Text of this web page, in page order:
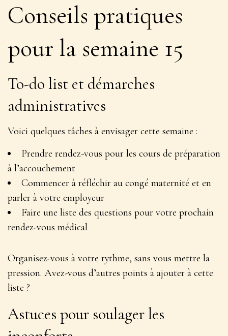
Conseils pratiques
pour la semaine 15
To-do list et démarches
administratives
Voici quelques tâches à envisager cette semaine :
Prendre rendez-vous pour les cours de préparation
à l’accouchement
Commencer à réfléchir au congé maternité et en
parler à votre employeur
Faire une liste des questions pour votre prochain
rendez-vous médical
Organisez-vous à votre rythme, sans vous mettre la
pression. Avez-vous d’autres points à ajouter à cette
liste ?
Astuces pour soulager les